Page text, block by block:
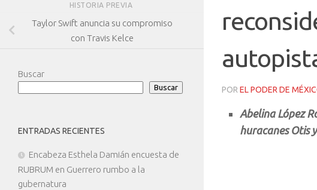
POR EL PODER DE
Abelina López
huracanes Otis
HISTORIA PREVIA
Taylor Swift anuncia su compromiso
con Travis Kelce
Buscar
Buscar
ENTRADAS RECIENTES
Encabeza Esthela Damián encuesta de
RUBRUM en Guerrero rumbo a la
gubernatura